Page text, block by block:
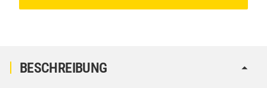
BESCHREIBUNG